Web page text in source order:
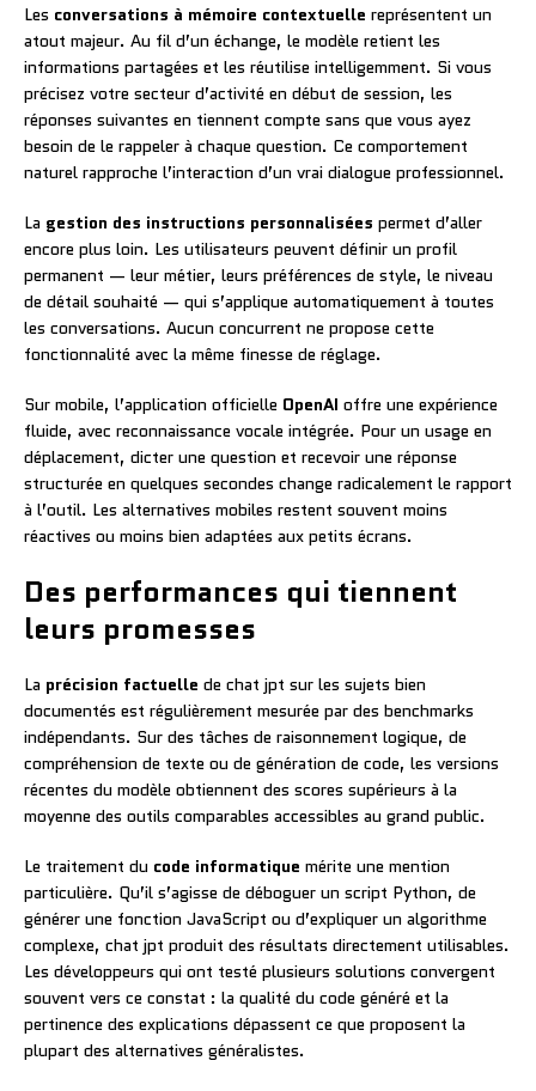
Les conversations à mémoire contextuelle représentent un
atout majeur. Au fil d’un échange, le modèle retient les
informations partagées et les réutilise intelligemment. Si vous
précisez votre secteur d’activité en début de session, les
réponses suivantes en tiennent compte sans que vous ayez
besoin de le rappeler à chaque question. Ce comportement
naturel rapproche l’interaction d’un vrai dialogue professionnel.
La gestion des instructions personnalisées permet d’aller
encore plus loin. Les utilisateurs peuvent définir un profil
permanent — leur métier, leurs préférences de style, le niveau
de détail souhaité — qui s’applique automatiquement à toutes
les conversations. Aucun concurrent ne propose cette
fonctionnalité avec la même finesse de réglage.
Sur mobile, l’application officielle OpenAI offre une expérience
fluide, avec reconnaissance vocale intégrée. Pour un usage en
déplacement, dicter une question et recevoir une réponse
structurée en quelques secondes change radicalement le rapport
à l’outil. Les alternatives mobiles restent souvent moins
réactives ou moins bien adaptées aux petits écrans.
Des performances qui tiennent
leurs promesses
La précision factuelle de chat jpt sur les sujets bien
documentés est régulièrement mesurée par des benchmarks
indépendants. Sur des tâches de raisonnement logique, de
compréhension de texte ou de génération de code, les versions
récentes du modèle obtiennent des scores supérieurs à la
moyenne des outils comparables accessibles au grand public.
Le traitement du code informatique mérite une mention
particulière. Qu’il s’agisse de déboguer un script Python, de
générer une fonction JavaScript ou d’expliquer un algorithme
complexe, chat jpt produit des résultats directement utilisables.
Les développeurs qui ont testé plusieurs solutions convergent
souvent vers ce constat : la qualité du code généré et la
pertinence des explications dépassent ce que proposent la
plupart des alternatives généralistes.